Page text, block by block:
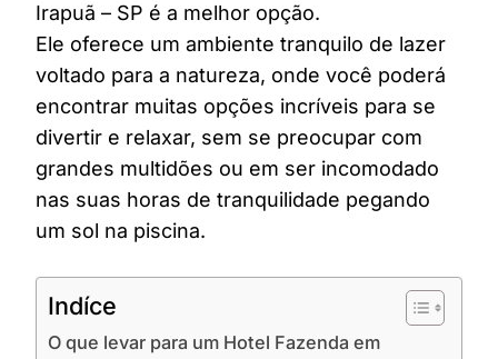
Irapuã – SP é a melhor opção.
Ele oferece um ambiente tranquilo de lazer
voltado para a natureza, onde você poderá
encontrar muitas opções incríveis para se
divertir e relaxar, sem se preocupar com
grandes multidões ou em ser incomodado
nas suas horas de tranquilidade pegando
um sol na piscina.
Indíce
O que levar para um Hotel Fazenda em